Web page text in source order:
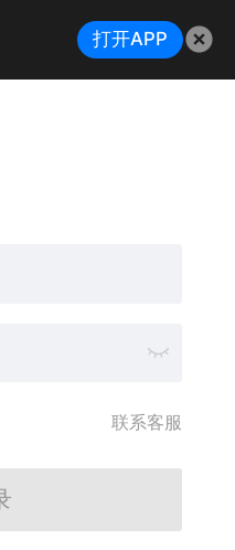
联系客服
打开APP